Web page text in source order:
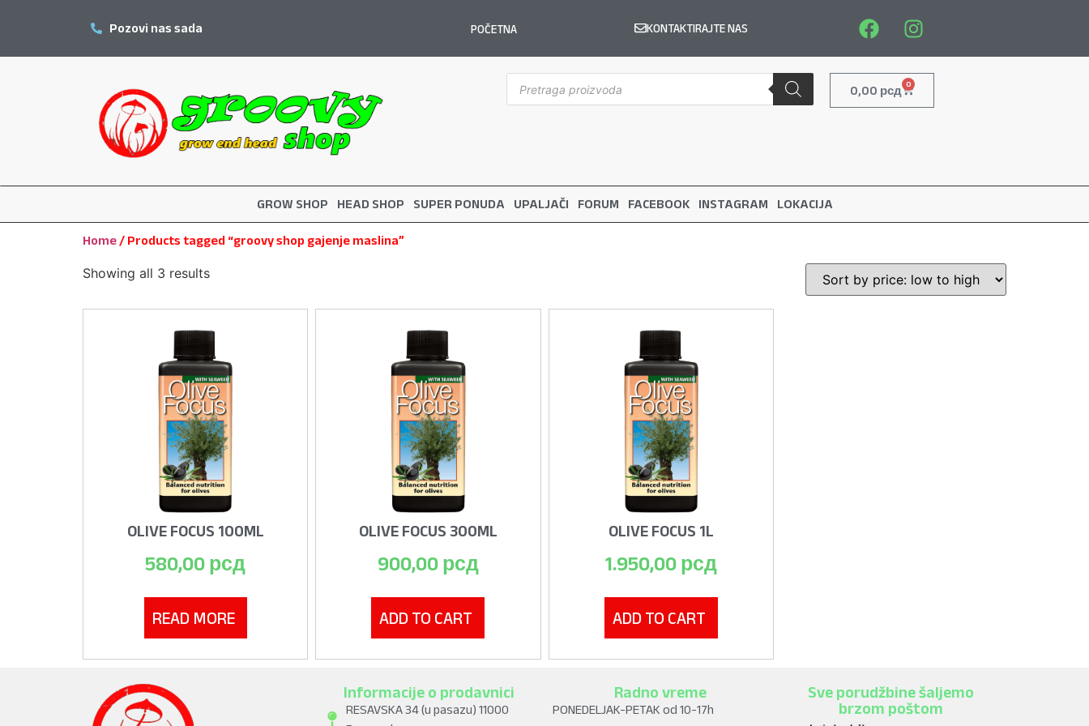
Pozovi nas sada POČETNA KONTAKTIRAJTE NAS
0,00 рсд 0
GROW SHOP HEAD SHOP SUPER PONUDA UPALJAČI FORUM FACEBOOK INSTAGRAM LOKACIJA
Home / Products tagged “groovy shop gajenje maslina”
Showing all 3 results
OLIVE FOCUS 100ML
580,00 рсд
READ MORE
OLIVE FOCUS 300ML
900,00 рсд
ADD TO CART
OLIVE FOCUS 1L
1.950,00 рсд
ADD TO CART
Informacije o prodavnici
RESAVSKA 34 (u pasazu) 11000
Radno vreme
PONEDELJAK-PETAK od 10-17h
Sve porudžbine šaljemo
brzom poštom